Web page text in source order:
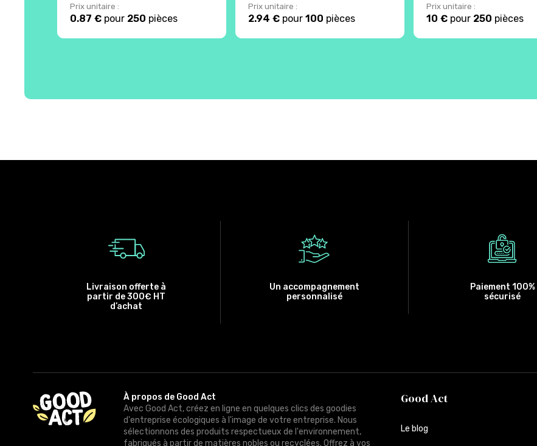
Prix unitaire :
0.87 € pour 250 pièces
Prix unitaire :
2.94 €pour 100 pièces
Prix unitaire :
10 €pour 250 pièces
Livraison offerte à
partir de 300€ HT
d’achat
Un accompagnement
personnalisé
Paiement 100%
sécurisé
À propos de Good Act
Avec Good Act, créez en ligne en quelques clics des goodies
d'entreprise écologiques à l'image de votre entreprise. Nous
sélectionnons des produits respectueux de l'environnement,
fabriqués à partir de matières nobles ou recyclées. Offrez à vos
Good Act
Le blog